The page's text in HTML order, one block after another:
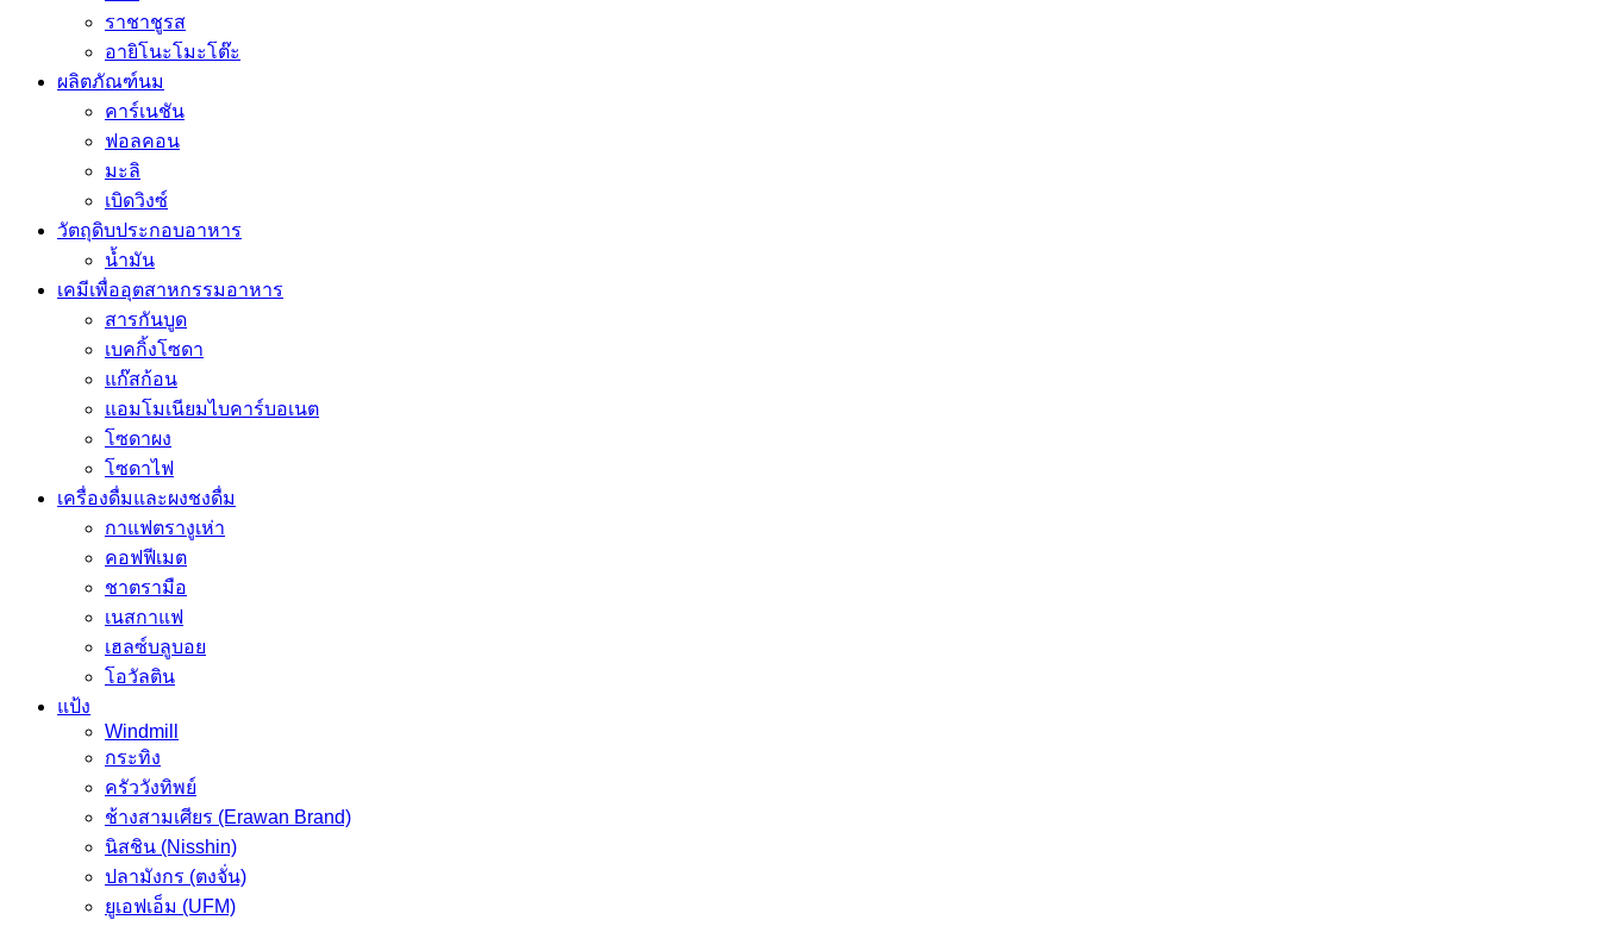
ราชาชูรส
อายิโนะโมะโต๊ะ
ผลิตภัณฑ์นม
คาร์เนชัน
ฟอลคอน
มะลิ
เบิดวิงซ์
วัตถุดิบประกอบอาหาร
น้ำมัน
เคมีเพื่ออุตสาหกรรมอาหาร
สารกันบูด
เบคกิ้งโซดา
แก๊สก้อน
แอมโมเนียมไบคาร์บอเนต
โซดาผง
โซดาไฟ
เครื่องดื่มและผงชงดื่ม
กาแฟตรางูเห่า
คอฟฟีเมต
ชาตรามือ
เนสกาแฟ
เฮลซ์บลูบอย
โอวัลติน
แป้ง
Windmill
กระทิง
ครัววังทิพย์
ช้างสามเศียร (Erawan Brand)
นิสชิน (Nisshin)
ปลามังกร (ตงจั่น)
ยูเอฟเอ็ม (UFM)